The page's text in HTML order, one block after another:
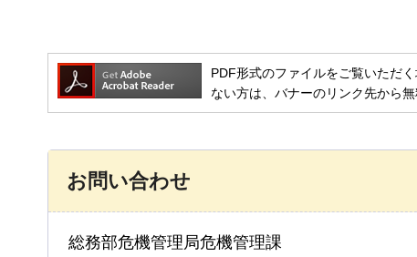
PDF形式のファイルをご覧いただ
ない方は、バナーのリンク先から
お問い合わせ
総務部危機管理局危機管理課